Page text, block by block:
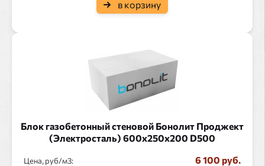
в корзину
Блок газобетонный стеновой Бонолит Проджект
(Электросталь) 600x250x200 D500
Цена, руб/ : 6 100 руб.